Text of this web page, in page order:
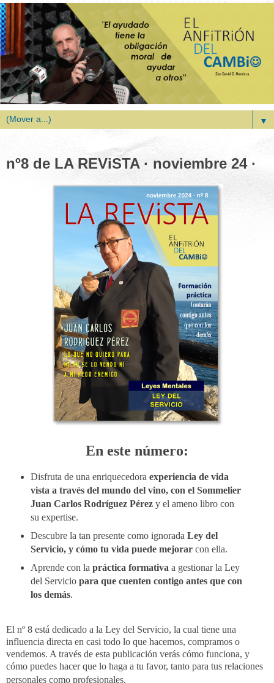
▼
nº8 de LA REViSTA · noviembre 24 ·
En este número:
Disfruta de una enriquecedora experiencia de vida
vista a través del mundo del vino, con el Sommelier
Juan Carlos Rodríguez Pérez y el ameno libro con
su expertise.
Descubre la tan presente como ignorada Ley del
Servicio, y cómo tu vida puede mejorar con ella.
Aprende con la práctica formativa a gestionar la Ley
del Servicio para que cuenten contigo antes que con
los demás.
El nº 8 está dedicado a la Ley del Servicio, la cual tiene una
influencia directa en casi todo lo que hacemos, compramos o
vendemos. A través de esta publicación verás cómo funciona, y
cómo puedes hacer que lo haga a tu favor, tanto para tus relaciones
personales como profesionales.